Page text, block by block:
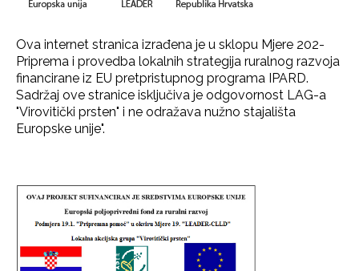
Ova internet stranica izrađena je u sklopu Mjere 202-
Priprema i provedba lokalnih strategija ruralnog razvoja
financirane iz EU pretpristupnog programa IPARD.
Sadržaj ove stranice isključiva je odgovornost LAG-a
"Virovitički prsten" i ne odražava nužno stajališta
Europske unije".